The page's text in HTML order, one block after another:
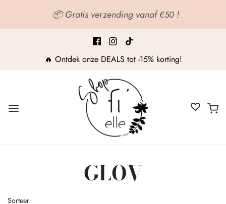
📦 Gratis verzending vanaf €50 !
🔥 Ontdek onze DEALS tot -15% korting!
GLOV
Sorteer